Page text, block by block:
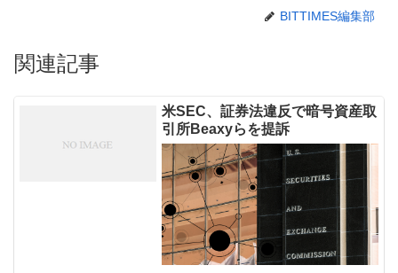
BITTIMES編集部
関連記事
米SEC、証券法違反で暗号資産取
引所Beaxyらを提訴